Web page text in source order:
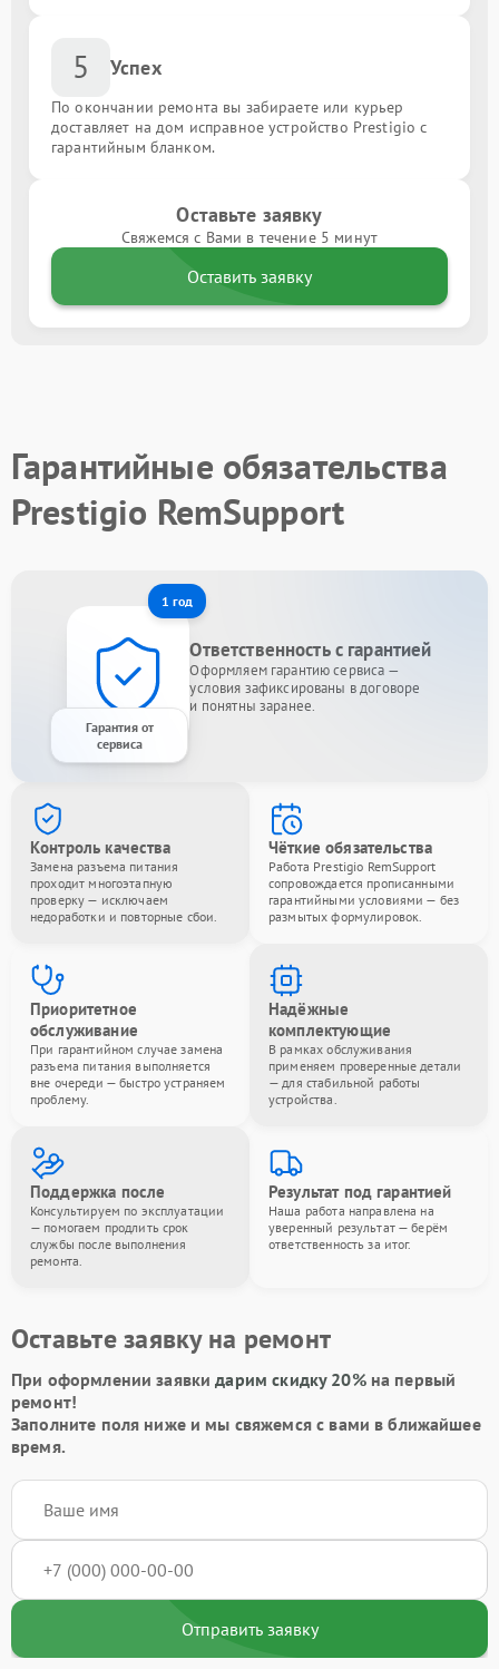
5 Успех
По окончании ремонта вы забираете или курьер
доставляет на дом исправное устройство Prestigio с
гарантийным бланком.
Оставьте заявку
Свяжемся с Вами в течение 5 минут
Оставить заявку
Гарантийные обязательства
Prestigio RemSupport
1 год
Гарантия от
сервиса
Ответственность с гарантией
Оформляем гарантию сервиса —
условия зафиксированы в договоре
и понятны заранее.
Контроль качества
Замена разъема питания
проходит многоэтапную
проверку — исключаем
недоработки и повторные сбои.
Чёткие обязательства
Работа Prestigio RemSupport
сопровождается прописанными
гарантийными условиями — без
размытых формулировок.
Приоритетное
обслуживание
При гарантийном случае замена
разъема питания выполняется
вне очереди — быстро устраняем
проблему.
Надёжные
комплектующие
В рамках обслуживания
применяем проверенные детали
— для стабильной работы
устройства.
Поддержка после
Консультируем по эксплуатации
— помогаем продлить срок
службы после выполнения
ремонта.
Результат под гарантией
Наша работа направлена на
уверенный результат — берём
ответственность за итог.
Оставьте заявку на ремонт
При оформлении заявкидарим скидку 20%на первый
ремонт!
Заполните поля ниже и мы свяжемся с вами в ближайшее
время.
Отправить заявку